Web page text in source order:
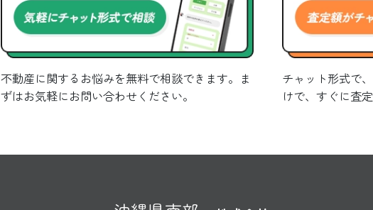
不動産に関するお悩みを無料で相談できます。ま
ずはお気軽にお問い合わせください。
チャット形式で
けで、すぐに査